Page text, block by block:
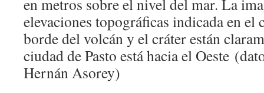
en metros sobre el nivel del mar. La
elevaciones topográficas indicada en
borde del volcán y el cráter están
ciudad de Pasto está hacia el Oeste
Hernán Asorey)